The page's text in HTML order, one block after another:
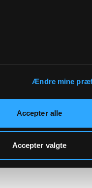
Ændre mine
Accepter alle
Accepter valgte